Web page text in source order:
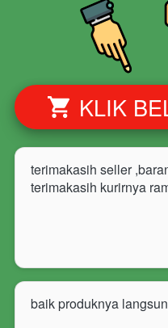
` KLIK
terimakasih seller
terimakasih kurirnya
baik produknya